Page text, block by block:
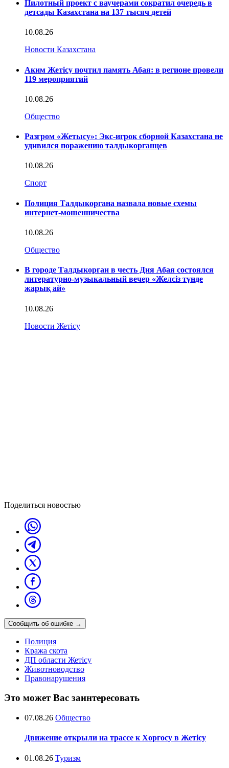
Пилотный проект с ваучерами сократил очередь в
детсады Казахстана на 137 тысяч детей
10.08.26
Новости Казахстана
Аким Жетісу почтил память Абая: в регионе провели
119 мероприятий
10.08.26
Общество
Разгром «Жетысу»: Экс-игрок сборной Казахстана не
удивился поражению талдыкорганцев
10.08.26
Спорт
Полиция Талдыкоргана назвала новые схемы
интернет-мошенничества
10.08.26
Общество
В городе Талдыкорган в честь Дня Абая состоялся
литературно-музыкальный вечер «Желсіз түнде
жарық ай»
10.08.26
Новости Жетісу
Поделиться новостью
Сообщить об ошибке →
Полиция
Кража скота
ДП области Жетісу
Животноводство
Правонарушения
Это может Вас заинтересовать
07.08.26 Общество
Движение открыли на трассе к Хоргосу в Жетісу
01.08.26 Туризм